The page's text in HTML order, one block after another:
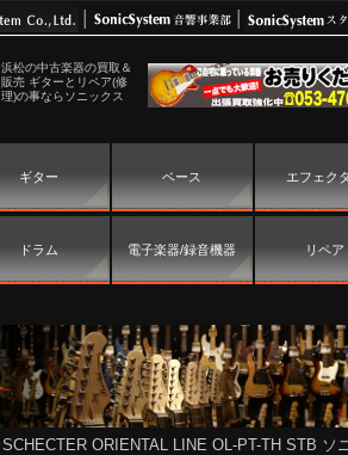
浜松の中古楽器の買取＆
販売 ギターとリペア(修
理)の事ならソニックス
ギター ベース エフェク
ドラム 電子楽器/録音機器 リペア
SCHECTER ORIENTAL LINE OL-PT-TH STB ソ